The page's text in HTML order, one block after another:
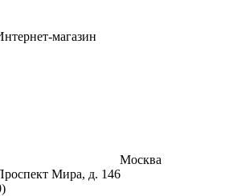
магазин
Москва
Мира, д. 146